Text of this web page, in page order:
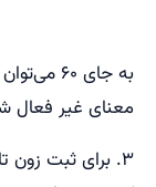
معنای غیر فعال
۳. برای ثبت